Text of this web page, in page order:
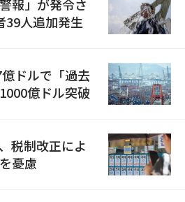
報」が発令さ
39人追加発生
ドルで「過去
億ドル突破
税制改正によ
憂慮